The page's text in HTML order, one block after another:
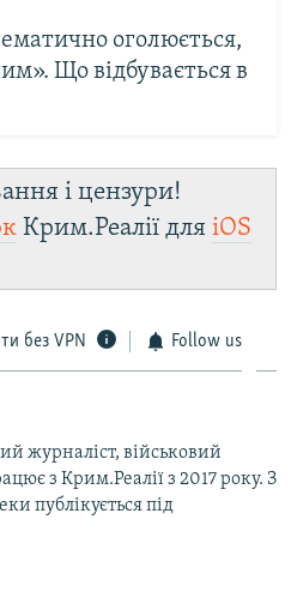
оголюється,
Що відбувається в
і цензури!
Крим.Реалії для iOS
без VPN Follow us
журналіст, військовий
з Крим.Реалії з 2017 року. З
публікується під